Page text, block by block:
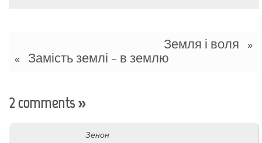
Земля і воля
»
«
Замість землі – в землю
2 comments»
Зенон